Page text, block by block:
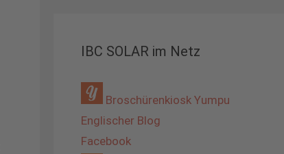
IBC SOLAR im Netz
Broschürenkiosk Yumpu
Englischer Blog
Facebook